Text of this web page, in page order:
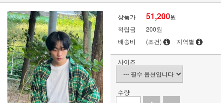
상품가 51,200원
적립금
200원
배송비
(조건) 지역별
사이즈
수량